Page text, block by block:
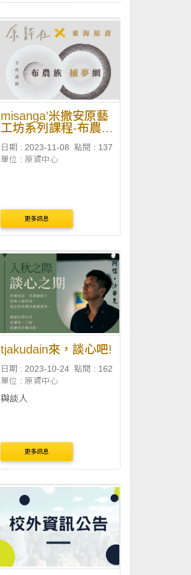
misanga’米撒安原藝
工坊系列課程-布農
日期 : 2023-11-08
點閱 : 137
單位 : 原資中心
更多訊息
tjakudain來，談心吧!
日期 : 2023-10-24 點閱 : 162
單位 : 原資中心
與談人
更多訊息